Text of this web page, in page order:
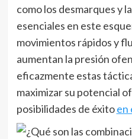
como los desmarques y
esenciales en este
movimientos rápidos y
aumentan la presión
eficazmente estas
maximizar su potencial
posibilidades de éxitoen